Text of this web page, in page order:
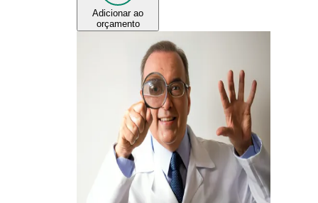
Adicionar ao
orçamento